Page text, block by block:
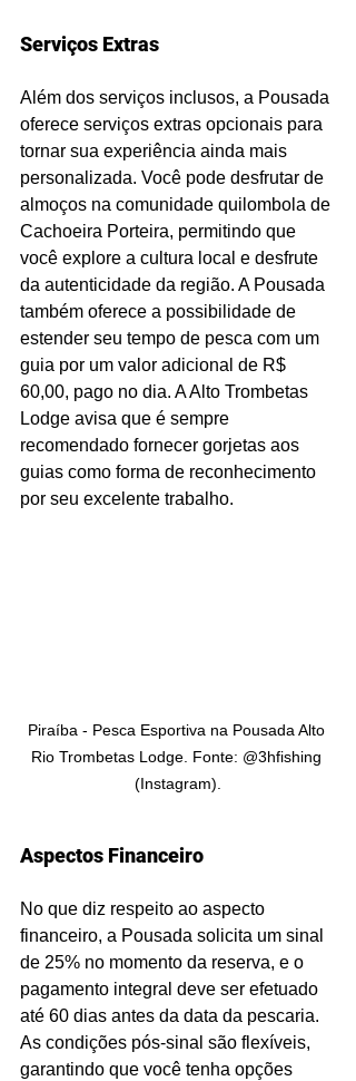
Serviços Extras
Além dos serviços inclusos, a Pousada
oferece serviços extras opcionais para
tornar sua experiência ainda mais
personalizada. Você pode desfrutar de
almoços na comunidade quilombola de
Cachoeira Porteira, permitindo que
você explore a cultura local e desfrute
da autenticidade da região. A Pousada
também oferece a possibilidade de
estender seu tempo de pesca com um
guia por um valor adicional de R$
60,00, pago no dia. A Alto Trombetas
Lodge avisa que é sempre
recomendado fornecer gorjetas aos
guias como forma de reconhecimento
por seu excelente trabalho.
Piraíba - Pesca Esportiva na Pousada Alto
Rio Trombetas Lodge. Fonte: @3hfishing
(Instagram).
Aspectos Financeiro
No que diz respeito ao aspecto
financeiro, a Pousada solicita um sinal
de 25% no momento da reserva, e o
pagamento integral deve ser efetuado
até 60 dias antes da data da pescaria.
As condições pós-sinal são flexíveis,
garantindo que você tenha opções